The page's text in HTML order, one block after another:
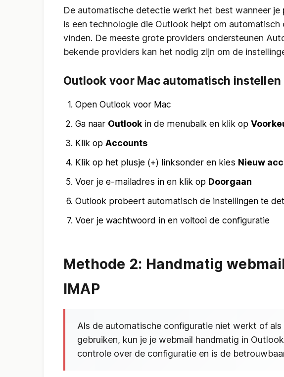
De automatische detectie werkt het best wanneer
is een technologie die Outlook helpt om
vinden. De meeste grote providers ondersteunen
bekende providers kan het nodig zijn om de
Outlook voor Mac automatisch instellen
Open Outlook voor Mac
Ga naar Outlook in de menubalk en klik op
Klik op Accounts
Klik op het plusje (+) linksonder en kies Nieuw
Voer je e-mailadres in en klik op Doorgaan
Outlook probeert automatisch de instellingen te
Voer je wachtwoord in en voltooi de configuratie
Methode 2: Handmatig
IMAP
Als de automatische configuratie niet werkt of
gebruiken, kun je je webmail handmatig in
controle over de configuratie en is de